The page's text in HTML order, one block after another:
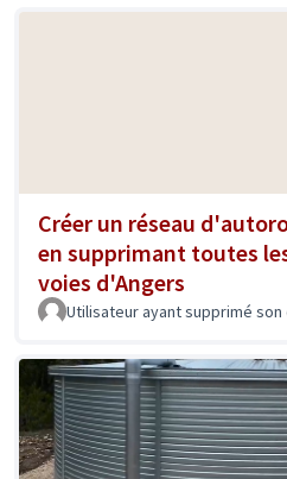
Créer un réseau
en supprimant toutes
voies d'Angers
Utilisateur ayant supprimé